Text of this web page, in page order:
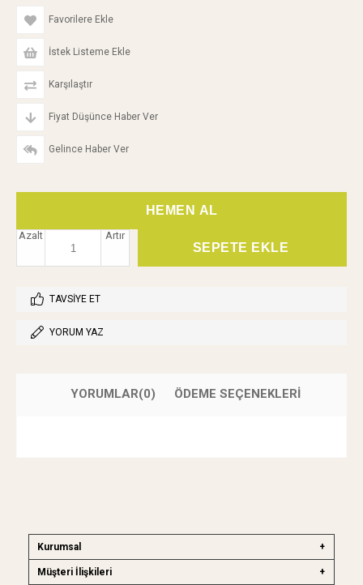
Favorilere Ekle
İstek Listeme Ekle
Karşılaştır
Fiyat Düşünce Haber Ver
Gelince Haber Ver
Artır
Azalt
TAVSIYE ET
YORUM YAZ
YORUMLAR(0) ÖDEME SEÇENEKLERI
Kurumsal
Müşteri İlişkileri